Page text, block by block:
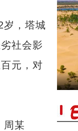
，塔城
社会影
元，对
某